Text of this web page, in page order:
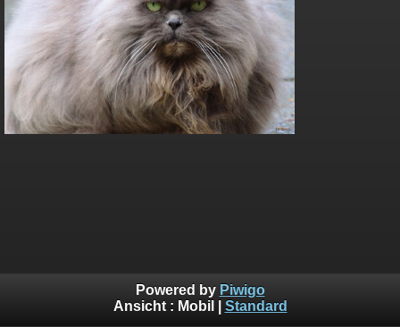
Powered by Piwigo
Ansicht : Mobil Standard